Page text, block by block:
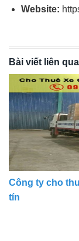
Website:
Bài viết liên
Công ty cho
tín